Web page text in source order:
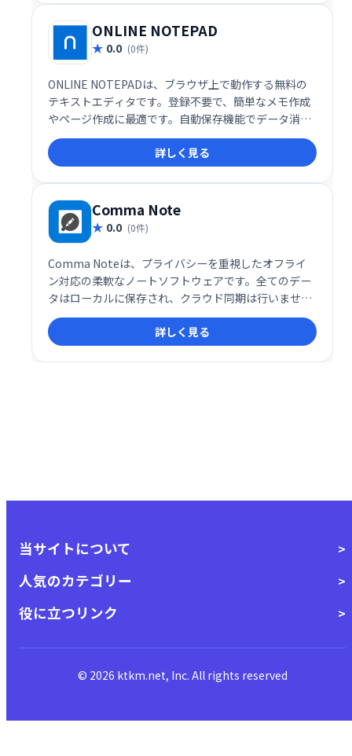
ONLINE NOTEPAD
0.0 (0件)
ONLINE NOTEPADは、ブラウザ上で動作する無料の
テキストエディタです。登録不要で、簡単なメモ作成
やページ作成に最適です。自動保存機能でデータ消失
を防ぎ、ブラウザを閉じても作業内容を復元します。
元に戻す/やり直し、検索・置換など、基本的な編集機
能も充実しています。
詳しく見る
Comma Note
0.0 (0件)
Comma Noteは、プライバシーを重視したオフライ
ン対応の柔軟なノートソフトウェアです。全てのデー
タはローカルに保存され、クラウド同期は行いませ
ん。安心してご利用いただける、安全で快適なノート
環境を提供します。
詳しく見る
当サイトについて
人気のカテゴリー
役に立つリンク
© 2026 ktkm.net, Inc. All rights reserved